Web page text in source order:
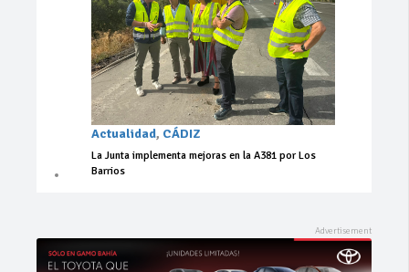
Actualidad, CÁDIZ
La Junta implementa mejoras en la A381 por Los
Barrios